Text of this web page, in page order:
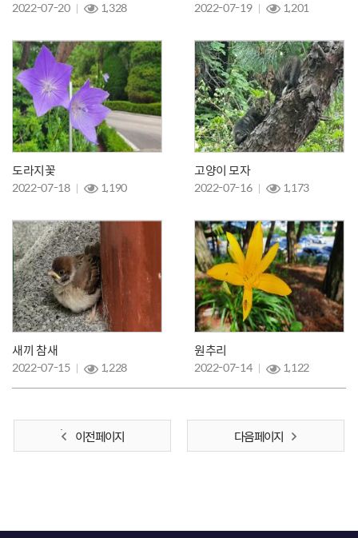
2022-07-20
1,328
2022-07-19
1,201
도라지꽃
2022-07-18
1,190
고양이 모자
2022-07-16
1,173
새끼 참새
2022-07-15
1,228
원추리
2022-07-14
1,122
이전 페이지 다음 페이지